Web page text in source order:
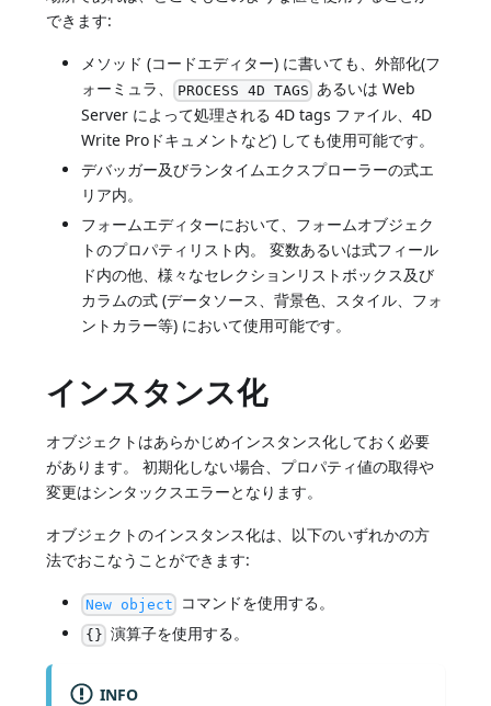
できます:
メソッド (コードエディター) に書いても、外部化(フ
ォーミュラ、 PROCESS 4D TAGS あるいは Web
Server によって処理される 4D tags ファイル、4D
Write Proドキュメントなど) しても使用可能です。
デバッガー及びランタイムエクスプローラーの式エ
リア内。
フォームエディターにおいて、フォームオブジェク
トのプロパティリスト内。 変数あるいは式フィール
ド内の他、様々なセレクションリストボックス及び
カラムの式 (データソース、背景色、スタイル、フォ
ントカラー等) において使用可能です。
インスタンス化
オブジェクトはあらかじめインスタンス化しておく必要
があります。 初期化しない場合、プロパティ値の取得や
変更はシンタックスエラーとなります。
オブジェクトのインスタンス化は、以下のいずれかの方
法でおこなうことができます:
New object コマンドを使用する。
{} 演算子を使用する。
INFO